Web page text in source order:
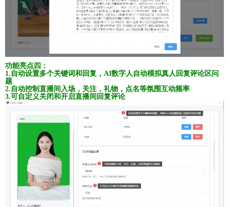
功能亮点四：
1.自动设置多个关键词和回复，AI数字人自动模拟真人回复评论区问
题
2.自动控制直播间入场，关注，礼物，点名等氛围互动频率
3.可自定义关闭和开启直播间回复评论